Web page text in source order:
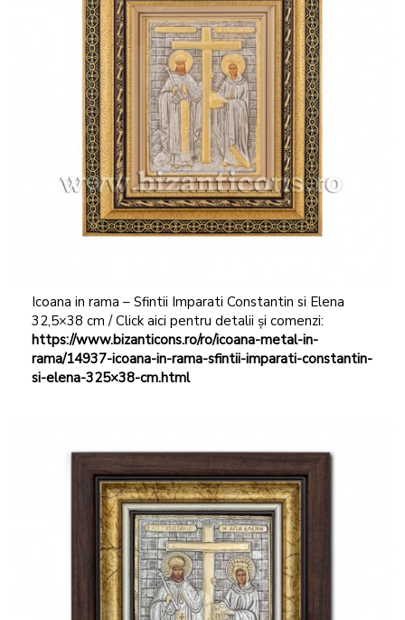
Icoana in rama – Sfintii Imparati Constantin si Elena
32,5×38 cm / Click aici pentru detalii și comenzi:
https://www.bizanticons.ro/ro/icoana-metal-in-
rama/14937-icoana-in-rama-sfintii-imparati-constantin-
si-elena-325×38-cm.html